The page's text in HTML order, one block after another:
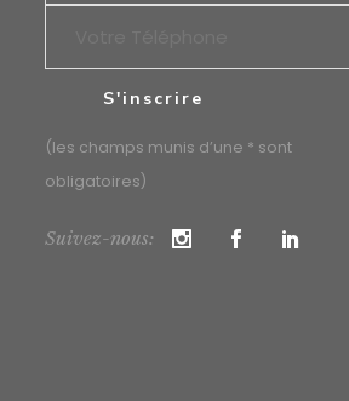
(les champs munis d’une * sont
obligatoires)
Suivez-nous: